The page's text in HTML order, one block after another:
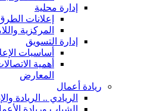
إدارة محلية
إعلانات
المركزية
إدارة التسويق
أساسيات
أهمية
المعارض
ريادة أعمال
الريادي .. الريادة
الشباب وريادة